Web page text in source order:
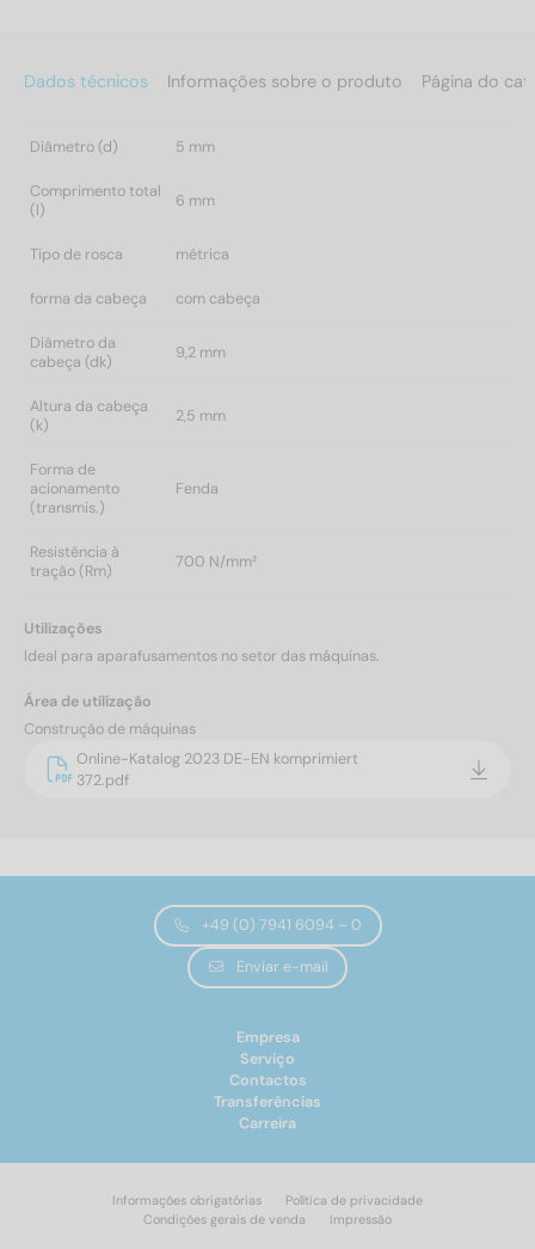
Dados técnicos Informações sobre o produto Página do
Diâmetro (d) 5 mm
Comprimento total
(l)
6 mm
Tipo de rosca métrica
forma da cabeça com cabeça
Diâmetro da
cabeça (dk)
9,2 mm
Altura da cabeça
(k)
2,5 mm
Forma de
acionamento
(transmis.)
Fenda
Resistência à
tração (Rm)
700 N/mm²
Utilizações
Ideal para aparafusamentos no setor das máquinas.
Área de utilização
Construção de máquinas
Online-Katalog 2023 DE-EN komprimiert
372.pdf
+49 (0) 7941 6094 – 0
Enviar e-mail
Empresa
Serviço
Contactos
Transferências
Carreira
Informações obrigatórias
Política de privacidade
Condições gerais de venda
Impressão